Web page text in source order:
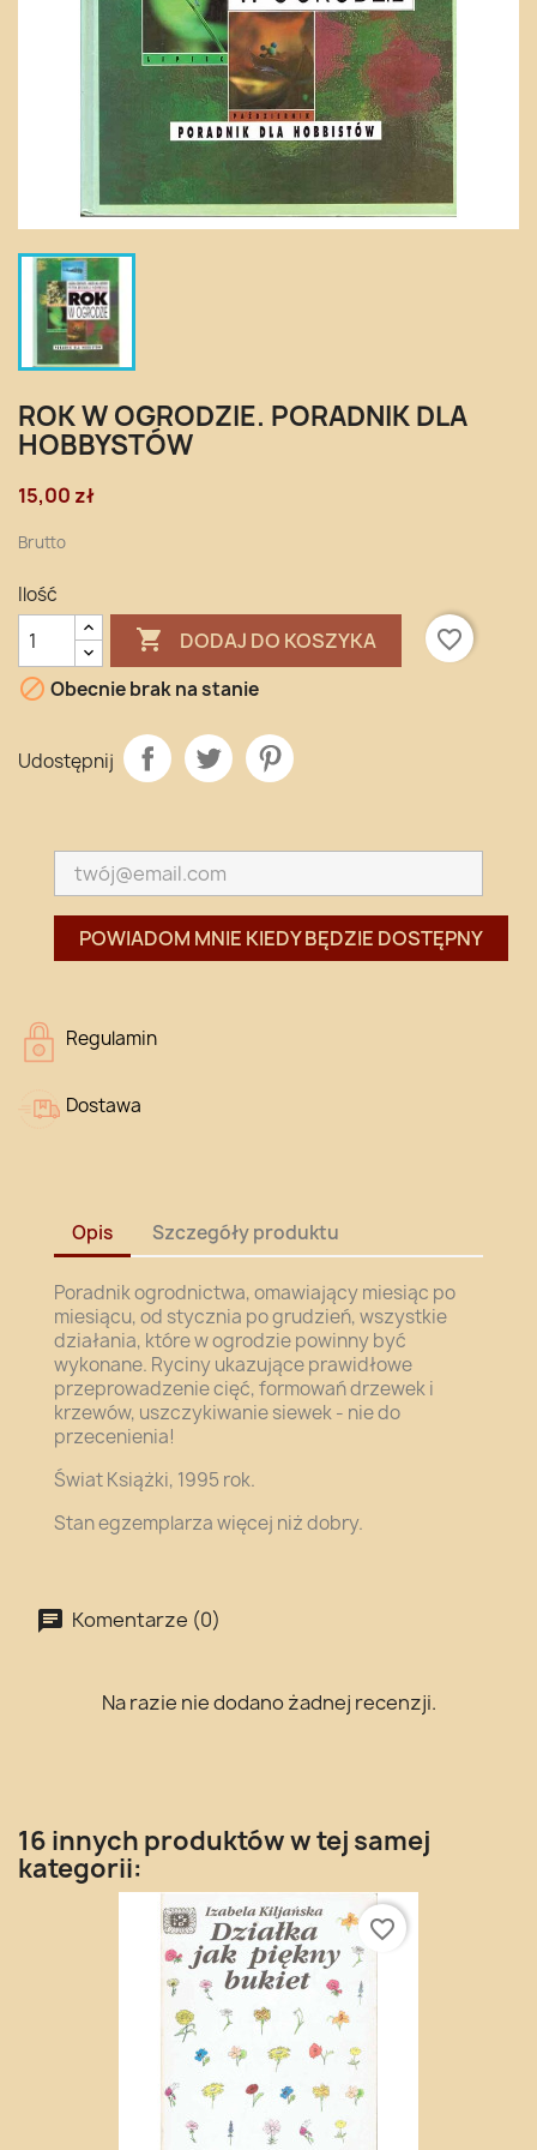
ROK W OGRODZIE. PORADNIK DLA
HOBBYSTÓW
15,00 zł
Brutto
Ilość
 DODAJ DO KOSZYKA
favorite_border
 Obecnie brak na stanie
Udostępnij
POWIADOM MNIE KIEDY BĘDZIE DOSTĘPNY
Regulamin
Dostawa
Opis Szczegóły produktu
Poradnik ogrodnictwa, omawiający miesiąc po
miesiącu, od stycznia po grudzień, wszystkie
działania, które w ogrodzie powinny być
wykonane. Ryciny ukazujące prawidłowe
przeprowadzenie cięć, formowań drzewek i
krzewów, uszczykiwanie siewek - nie do
przecenienia!
Świat Książki, 1995 rok.
Stan egzemplarza więcej niż dobry.
Komentarze (0)
Na razie nie dodano żadnej recenzji.
16 innych produktów w tej samej
kategorii:
favorite_border